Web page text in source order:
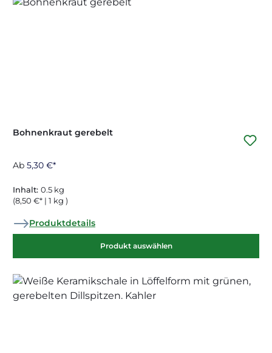
Bohnenkraut gerebelt
Ab 5,30 €*
Inhalt: 0.5 kg
(8,50 €* | 1 kg )
Produktdetails
Produkt auswählen